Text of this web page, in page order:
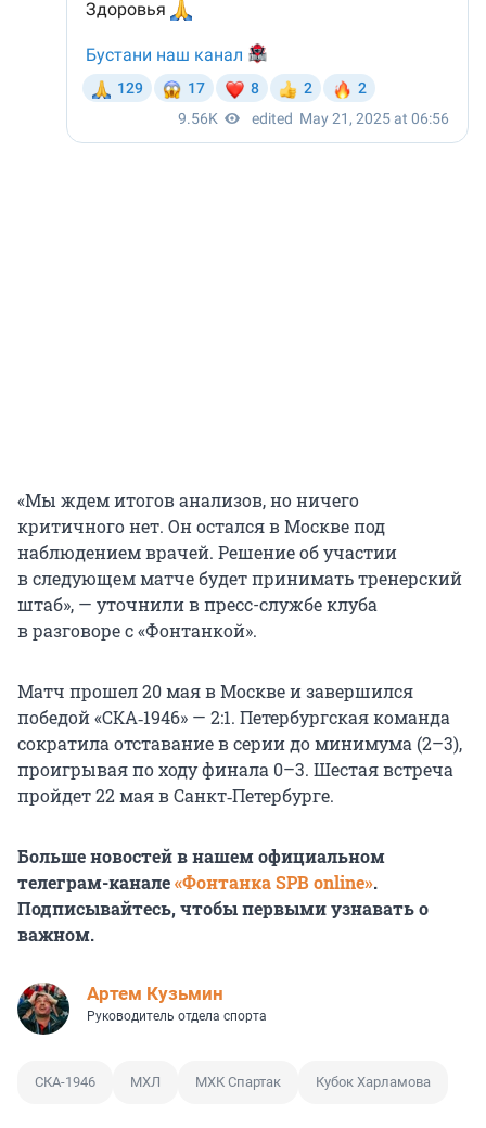
«Мы ждем итогов анализов, но ничего
критичного нет. Он остался в Москве под
наблюдением врачей. Решение об участии
в следующем матче будет принимать тренерский
штаб», — уточнили в пресс-службе клуба
в разговоре с «Фонтанкой».
Матч прошел 20 мая в Москве и завершился
победой «СКА‑1946» — 2:1. Петербургская команда
сократила отставание в серии до минимума (2–3),
проигрывая по ходу финала 0–3. Шестая встреча
пройдет 22 мая в Санкт‑Петербурге.
Больше новостей в нашем официальном
телеграм-канале«Фонтанка SPB online».
Подписывайтесь, чтобы первыми узнавать о
важном.
Артем Кузьмин
Руководитель отдела спорта
СКА-1946 МХЛ МХК Спартак Кубок Харламова